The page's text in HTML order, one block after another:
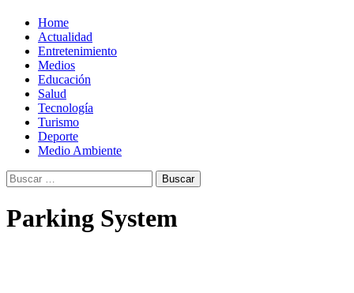
Home
Actualidad
Entretenimiento
Medios
Educación
Salud
Tecnología
Turismo
Deporte
Medio Ambiente
Buscar:
Parking System